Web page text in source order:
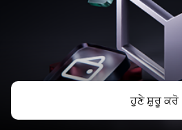
ਹੁਣੇ ਸ਼ੁਰੂ ਕਰੋ